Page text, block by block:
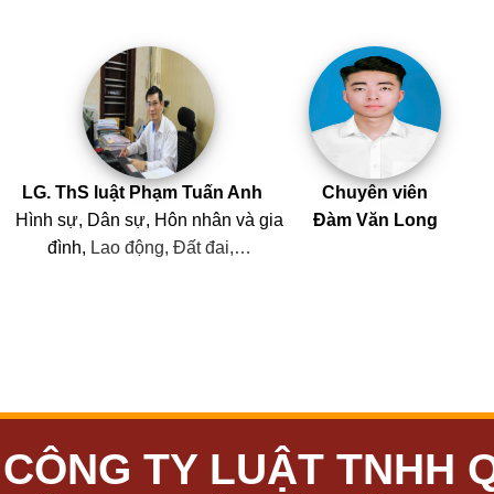
LG. ThS luật Phạm Tuấn Anh
Hình sự, Dân sự, Hôn nhân và gia
đình, Lao động, Đất đai,…
Chuyên viên
Đàm Văn Long
CÔNG TY LUẬT TNHH